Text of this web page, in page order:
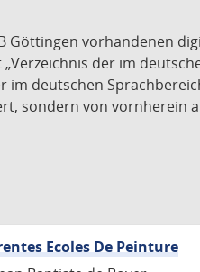
Göttingen vorhandenen
der im
im deutschen
sondern von vornherein
Ecoles De Peinture